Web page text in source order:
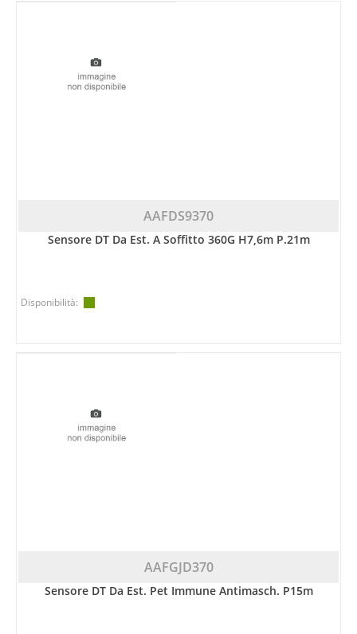
AAFDS9370
Sensore DT Da Est. A Soffitto 360G H7,6m P.21m
Disponibilità:
AAFGJD370
Sensore DT Da Est. Pet Immune Antimasch. P15m